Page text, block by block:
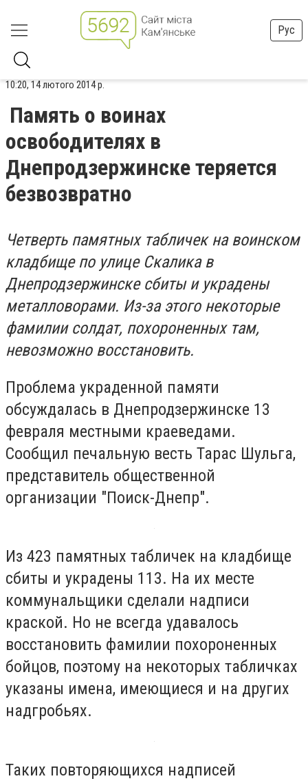
Рус
10:20, 14 лютого 2014 р.
Память о воинах
освободителях в
Днепродзержинске теряется
безвозвратно
Четверть памятных табличек на воинском
кладбище по улице Скалика в
Днепродзержинске сбиты и украдены
металловорами. Из-за этого некоторые
фамилии солдат, похороненных там,
невозможно восстановить.
Проблема украденной памяти
обсуждалась в Днепродзержинске 13
февраля местными краеведами.
Сообщил печальную весть Тарас Шульга,
представитель общественной
организации "Поиск-Днепр".
Из 423 памятных табличек на кладбище
сбиты и украдены 113. На их месте
коммунальщики сделали надписи
краской. Но не всегда удавалось
восстановить фамилии похороненных
бойцов, поэтому на некоторых табличках
указаны имена, имеющиеся и на других
надгробьях.
Таких повторяющихся надписей